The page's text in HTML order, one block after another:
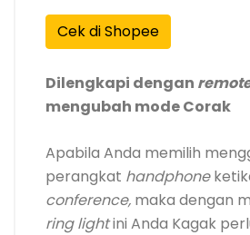
Cek di Shopee
Dilengkapi dengan
mengubah mode Corak
Apabila Anda memilih
perangkat handphone
conference, maka dengan
ring lightini Anda Kagak